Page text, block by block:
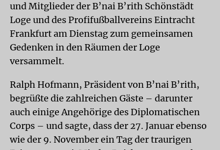
und Mitglieder der B’nai B’rith Schönstädt
Loge und des Profifußballvereins Eintracht
Frankfurt am Dienstag zum gemeinsamen
Gedenken in den Räumen der Loge
versammelt.
Ralph Hofmann, Präsident von B’nai B’rith,
begrüßte die zahlreichen Gäste – darunter
auch einige Angehörige des Diplomatischen
Corps – und sagte, dass der 27. Januar ebenso
wie der 9. November ein Tag der traurigen